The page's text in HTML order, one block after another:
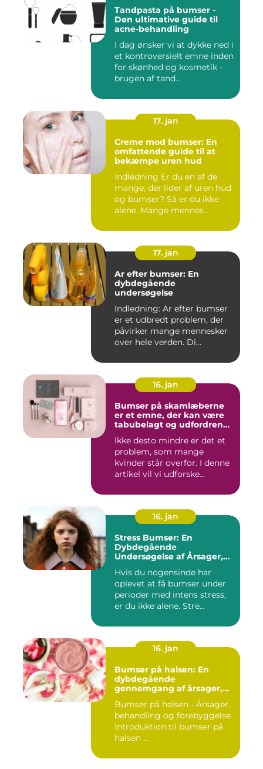
Tandpasta på bumser -
Den ultimative guide til
acne-behandling
I dag ønsker vi at dykke ned i
et kontroversielt emne inden
for skønhed og kosmetik -
brugen af tand...
17. jan
Creme mod bumser: En
omfattende guide til at
bekæmpe uren hud
Indledning Er du en af de
mange, der lider af uren hud
og bumser? Så er du ikke
alene. Mange mennes...
17. jan
Ar efter bumser: En
dybdegående
undersøgelse
Indledning: Ar efter bumser
er et udbredt problem, der
påvirker mange mennesker
over hele verden. Di...
16. jan
Bumser på skamlæberne
er et emne, der kan være
tabubelagt og udfordrende
Ikke desto mindre er det et
problem, som mange
kvinder står overfor. I denne
artikel vil vi udforske...
16. jan
Stress Bumser: En
Dybdegående
Undersøgelse af Årsager,
Hvis du nogensinde har
oplevet at få bumser under
perioder med intens stress,
er du ikke alene. Stre...
16. jan
Bumser på halsen: En
dybdegående
gennemgang af årsager,
forebyggelse
Bumser på halsen - Årsager,
behandling og forebyggelse
Introduktion til bumser på
halsen ...